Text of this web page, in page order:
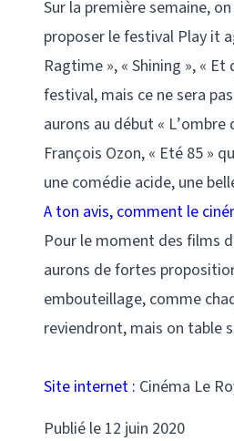
Sur la première semaine,
proposer le festival Play it
Ragtime », « Shining », «
festival, mais ce ne sera
aurons au début «
François Ozon, « Eté 85 »
une comédie acide, une
A ton avis, comment le
Pour le moment des films
aurons de fortes
embouteillage, comme
reviendront, mais on table
Site internet : Cinéma Le
Publié le 12 juin 2020